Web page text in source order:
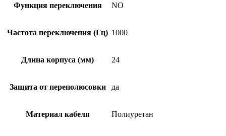
Функция переключения NO
Частота переключения (Гц) 1000
Длина корпуса (мм) 24
Защита от переполюсовки да
Материал кабеля Полиуретан